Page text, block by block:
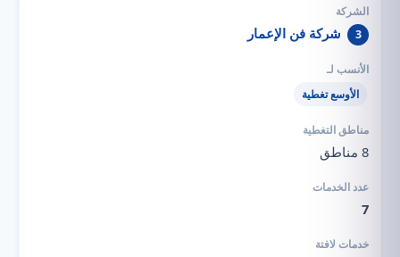
3 شركة فن الإعمار
الأوسع تغطية
8 مناطق
7